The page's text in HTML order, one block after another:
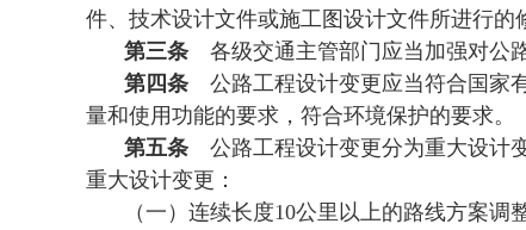
件、技术设计文件或施工图设计文件所进行的
第三条 各级交通主管部门应当加强对公
第四条 公路工程设计变更应当符合国家
量和使用功能的要求，符合环境保护的要求。
第五条 公路工程设计变更分为重大设计
重大设计变更：
（一）连续长度10公里以上的路线方案调